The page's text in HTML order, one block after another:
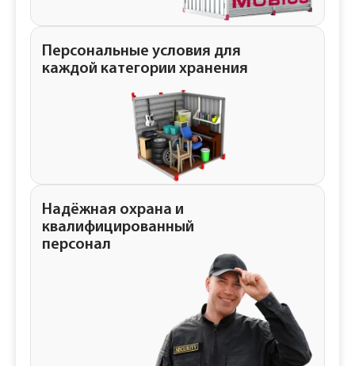
Персональные условия для
каждой категории хранения
Надёжная охрана и
квалифицированный
персонал